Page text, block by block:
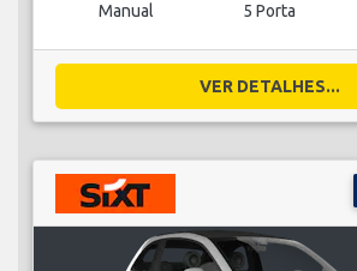
Manual 5 Porta
VER DETALHES...